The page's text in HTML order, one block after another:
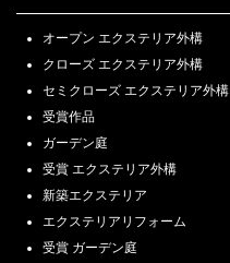
オープン エクステリア外構
クローズ エクステリア外構
セミクローズ エクステリア外構
受賞作品
ガーデン庭
受賞 エクステリア外構
新築エクステリア
エクステリアリフォーム
受賞 ガーデン庭